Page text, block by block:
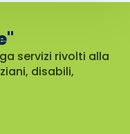
servizi rivolti alla
disabili,